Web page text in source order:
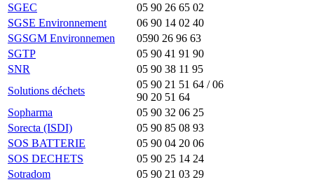
SGEC
05 90 26 65 02
SGSE Environnement
06 90 14 02 40
SGSGM Environnemen
0590 26 96 63
SGTP
05 90 41 91 90
SNR
05 90 38 11 95
Solutions déchets
05 90 21 51 64 / 06
90 20 51 64
Sopharma
05 90 32 06 25
Sorecta (ISDI)
05 90 85 08 93
SOS BATTERIE
05 90 04 20 06
SOS DECHETS
05 90 25 14 24
Sotradom
05 90 21 03 29